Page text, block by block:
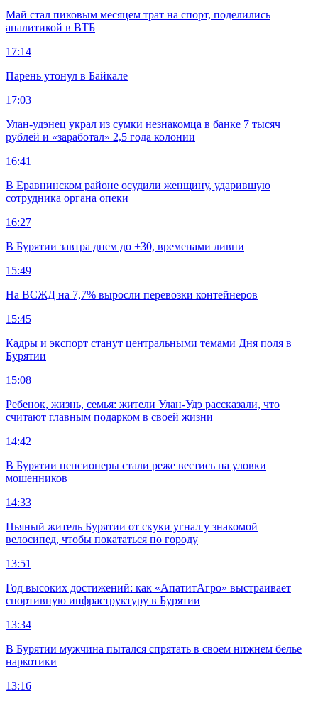
Май стал пиковым месяцем трат на спорт, поделились
аналитикой в ВТБ
17:14
Парень утонул в Байкале
17:03
Улан-удэнец украл из сумки незнакомца в банке 7 тысяч
рублей и «заработал» 2,5 года колонии
16:41
В Еравнинском районе осудили женщину, ударившую
сотрудника органа опеки
16:27
В Бурятии завтра днем до +30, временами ливни
15:49
На ВСЖД на 7,7% выросли перевозки контейнеров
15:45
Кадры и экспорт станут центральными темами Дня поля в
Бурятии
15:08
Ребенок, жизнь, семья: жители Улан-Удэ рассказали, что
считают главным подарком в своей жизни
14:42
В Бурятии пенсионеры стали реже вестись на уловки
мошенников
14:33
Пьяный житель Бурятии от скуки угнал у знакомой
велосипед, чтобы покататься по городу
13:51
Год высоких достижений: как «АпатитАгро» выстраивает
спортивную инфраструктуру в Бурятии
13:34
В Бурятии мужчина пытался спрятать в своем нижнем белье
наркотики
13:16